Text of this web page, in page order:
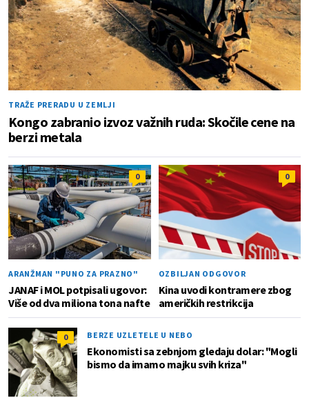
TRAŽE PRERADU U ZEMLJI
Kongo zabranio izvoz važnih ruda: Skočile cene na
berzi metala
0
ARANŽMAN "PUNO ZA PRAZNO"
JANAF i MOL potpisali ugovor:
Više od dva miliona tona nafte
0
OZBILJAN ODGOVOR
Kina uvodi kontramere zbog
američkih restrikcija
0 BERZE UZLETELE U NEBO
Ekonomisti sa zebnjom gledaju dolar: "Mogli
bismo da imamo majku svih kriza"